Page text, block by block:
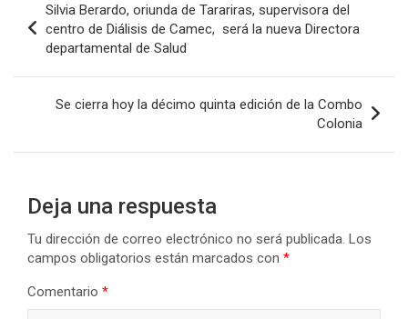
o
o
k
A
p
p
n
ar
de
entradas
Silvia Berardo, oriunda de Tarariras, supervisora del
centro de Diálisis de Camec, será la nueva Directora
departamental de Salud
Se cierra hoy la décimo quinta edición de la Combo
Colonia
Deja una respuesta
Tu dirección de correo electrónico no será publicada. Los
campos obligatorios están marcados con *
Comentario *